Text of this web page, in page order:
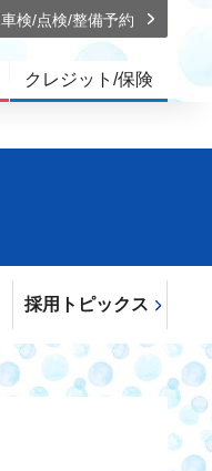
クレジット/保険
車検/点検/整備予約
採用トピックス